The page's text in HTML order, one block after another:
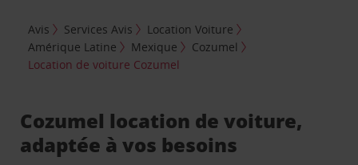
Avis Services Avis
Location Voiture
Amérique Latine
Mexique
Cozumel
Location de voiture Cozumel
Cozumel location de voiture,
adaptée à vos besoins